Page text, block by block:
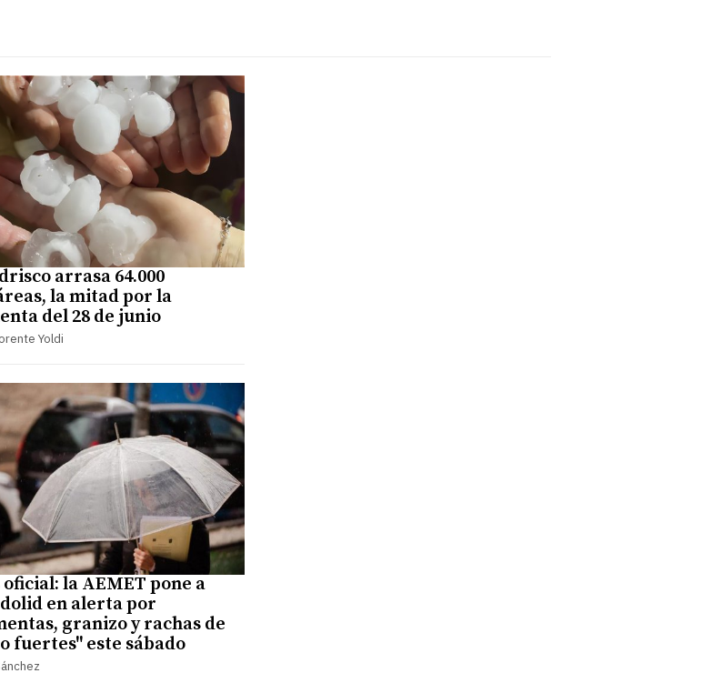
arrasa 64.000
la mitad por la
del 28 de junio
Yoldi
oficial: la AEMET pone a
en alerta por
granizo y rachas de
fuertes" este sábado